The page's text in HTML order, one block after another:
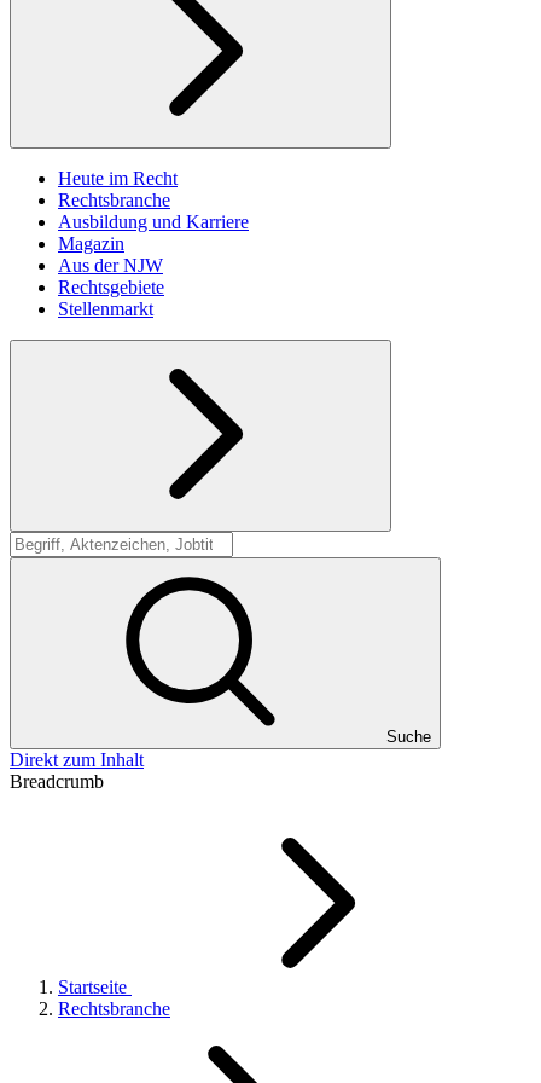
Heute im Recht
Rechtsbranche
Ausbildung und Karriere
Magazin
Aus der NJW
Rechtsgebiete
Stellenmarkt
Suche
Suche
Direkt zum Inhalt
Breadcrumb
Startseite
Rechtsbranche